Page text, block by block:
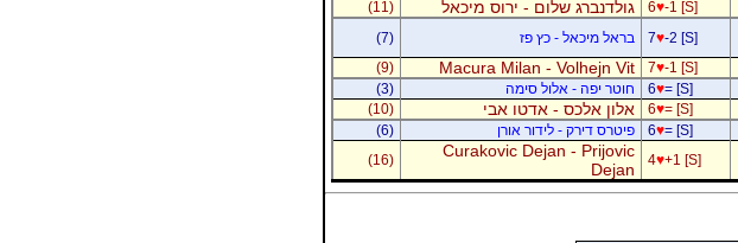
6♥-1 [S] גולדנברג שלום - ירוס מיכאל (11)
7♥-2 [S] בראל מיכאל - כץ פז
(7)
7♥-1 [S]
Macura Milan - Volhejn Vit
(9)
6♥= [S] חוטר יפה - אלול סימה
(3)
6♥= [S] אלון אלכס - אדטו אבי (10)
6♥= [S] פיטרס דירק - לידור אורן
(6)
4♥+1 [S]
Curakovic Dejan - Prijovic
Dejan
(16)